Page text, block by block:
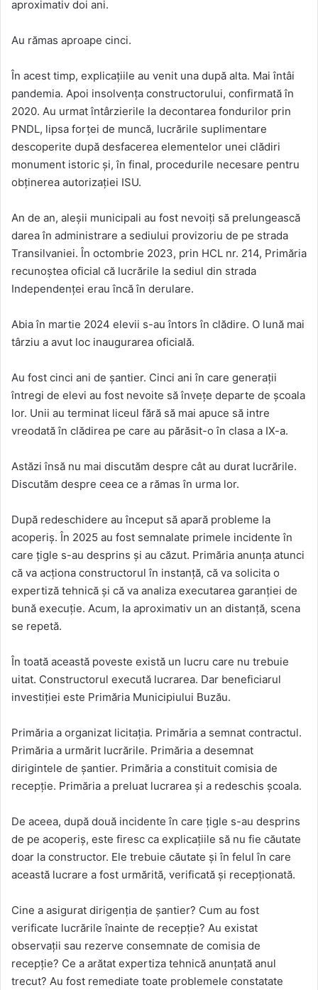
aproximativ doi ani.
Au rămas aproape cinci.
În acest timp, explicațiile au venit una după alta. Mai întâi
pandemia. Apoi insolvența constructorului, confirmată în
2020. Au urmat întârzierile la decontarea fondurilor prin
PNDL, lipsa forței de muncă, lucrările suplimentare
descoperite după desfacerea elementelor unei clădiri
monument istoric și, în final, procedurile necesare pentru
obținerea autorizației ISU.
An de an, aleșii municipali au fost nevoiți să prelungească
darea în administrare a sediului provizoriu de pe strada
Transilvaniei. În octombrie 2023, prin HCL nr. 214, Primăria
recunoștea oficial că lucrările la sediul din strada
Independenței erau încă în derulare.
Abia în martie 2024 elevii s-au întors în clădire. O lună mai
târziu a avut loc inaugurarea oficială.
Au fost cinci ani de șantier. Cinci ani în care generații
întregi de elevi au fost nevoite să învețe departe de școala
lor. Unii au terminat liceul fără să mai apuce să intre
vreodată în clădirea pe care au părăsit-o în clasa a IX-a.
Astăzi însă nu mai discutăm despre cât au durat lucrările.
Discutăm despre ceea ce a rămas în urma lor.
După redeschidere au început să apară probleme la
acoperiș. În 2025 au fost semnalate primele incidente în
care țigle s-au desprins și au căzut. Primăria anunța atunci
că va acționa constructorul în instanță, că va solicita o
expertiză tehnică și că va analiza executarea garanției de
bună execuție. Acum, la aproximativ un an distanță, scena
se repetă.
În toată această poveste există un lucru care nu trebuie
uitat. Constructorul execută lucrarea. Dar beneficiarul
investiției este Primăria Municipiului Buzău.
Primăria a organizat licitația. Primăria a semnat contractul.
Primăria a urmărit lucrările. Primăria a desemnat
dirigintele de șantier. Primăria a constituit comisia de
recepție. Primăria a preluat lucrarea și a redeschis școala.
De aceea, după două incidente în care țigle s-au desprins
de pe acoperiș, este firesc ca explicațiile să nu fie căutate
doar la constructor. Ele trebuie căutate și în felul în care
această lucrare a fost urmărită, verificată și recepționată.
Cine a asigurat dirigenția de șantier? Cum au fost
verificate lucrările înainte de recepție? Au existat
observații sau rezerve consemnate de comisia de
recepție? Ce a arătat expertiza tehnică anunțată anul
trecut? Au fost remediate toate problemele constatate